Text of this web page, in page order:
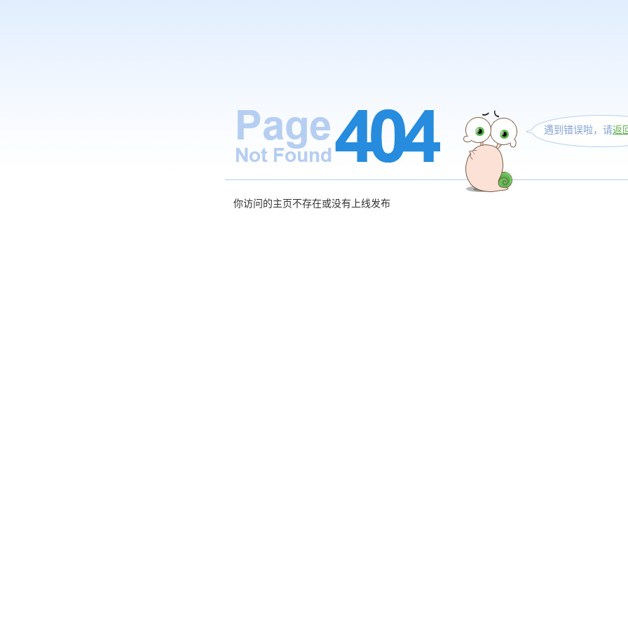
遇到错误啦，请返
你访问的主页不存在或没有上线发布